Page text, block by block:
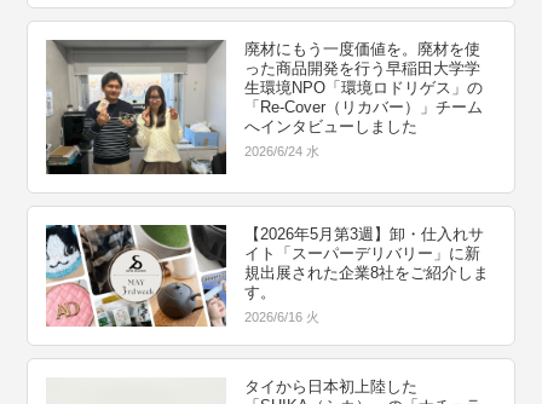
廃材にもう一度価値を。廃材を使
った商品開発を行う早稲田大学学
生環境NPO「環境ロドリゲス」の
「Re-Cover（リカバー）」チーム
へインタビューしました
2026/6/24 水
【2026年5月第3週】卸・仕入れサ
イト「スーパーデリバリー」に新
規出展された企業8社をご紹介しま
す。
2026/6/16 火
タイから日本初上陸した